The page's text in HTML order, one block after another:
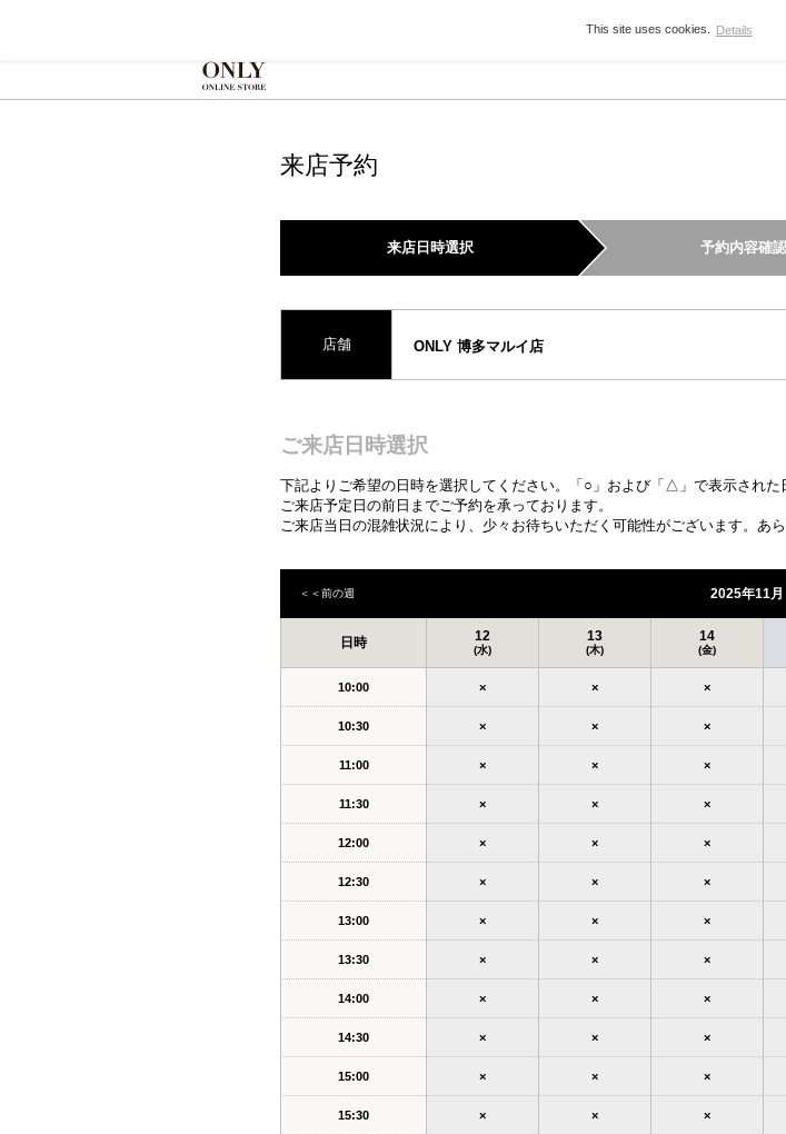
来店予約
来店日時選択 予約内容確認
店舗 ONLY 博多マルイ店
ご来店日時選択
下記よりご希望の日時を選択してください。「○」および「△」で表示された
ご来店予定日の前日までご予約を承っております。
ご来店当日の混雑状況により、少々お待ちいただく可能性がございます。あ
＜＜前の週 2025年11月
日時 12
(水)
13
(木)
14
(金)
10:00 × × ×
10:30 × × ×
11:00 × × ×
11:30 × × ×
12:00 × × ×
12:30 × × ×
13:00 × × ×
13:30 × × ×
14:00 × × ×
14:30 × × ×
15:00 × × ×
15:30 × × ×
This site uses cookies. Details